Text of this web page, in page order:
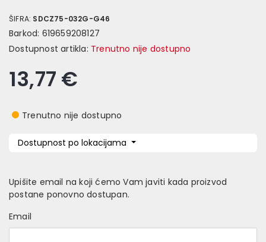
ŠIFRA: SDCZ75-032G-G46
Barkod: 619659208127
Dostupnost artikla: Trenutno nije dostupno
13,77 €
Trenutno nije dostupno
Dostupnost po lokacijama
Upišite email na koji ćemo Vam javiti kada proizvod
postane ponovno dostupan.
Email